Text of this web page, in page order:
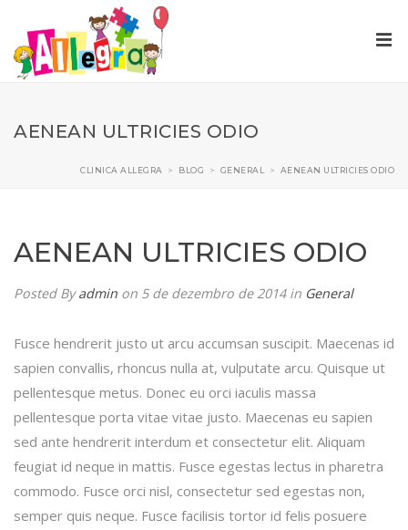
AENEAN ULTRICIES ODIO
CLINICA ALLEGRA > BLOG > GENERAL > AENEAN ULTRICIES ODIO
AENEAN ULTRICIES ODIO
Posted Byadmin on 5 de dezembro de 2014in General
Fusce hendrerit justo ut arcu accumsan suscipit. Maecenas id
sapien convallis, rhoncus nulla at, vulputate arcu. Quisque ut
pellentesque metus. Donec eu orci iaculis massa
pellentesque porta vitae vitae justo. Maecenas eu sapien
sed ante hendrerit interdum et consectetur elit. Aliquam
feugiat id neque in mattis. Fusce egestas lectus in pharetra
commodo. Fusce orci nisl, consectetur sed egestas non,
semper quis neque. Fusce facilisis tortor id felis posuere